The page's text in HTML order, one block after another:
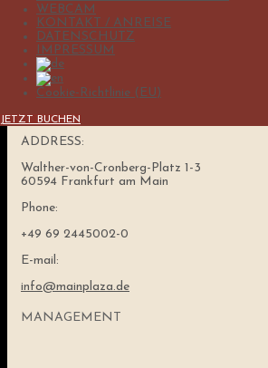
WEBCAM
KONTAKT / ANREISE
DATENSCHUTZ
IMPRESSUM
Cookie-Richtlinie (EU)
JETZT BUCHEN
MAIN PLAZA SUITE TOWER
Motivation kann dich weit bringen – aber
wenn du zuerst deine Vision findest. Deine
motivieren und dir den Weg weisen.
ADDRESS:
Walther-von-Cronberg-Platz 1-3
60594 Frankfurt am Main
Phone:
+49 69 2445002-0
E-mail:
info@mainplaza.de
MANAGEMENT